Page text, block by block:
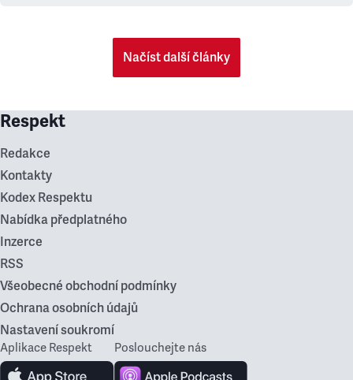
Načíst další články
Respekt
Redakce
Kontakty
Kodex Respektu
Nabídka předplatného
Inzerce
RSS
Všeobecné obchodní podmínky
Ochrana osobních údajů
Nastavení soukromí
Aplikace Respekt Poslouchejte nás